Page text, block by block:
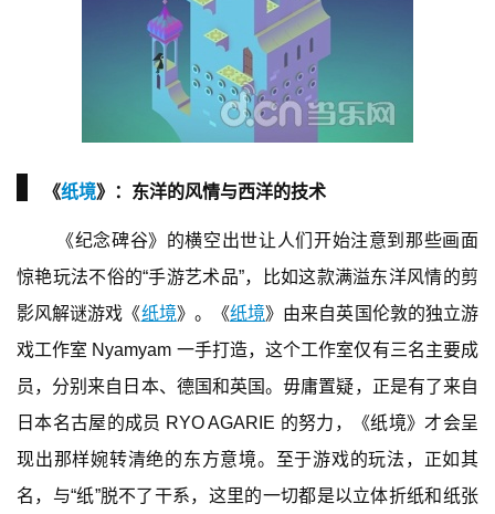
《纸境》 ：东洋的风情与西洋的技术
《纪念碑谷》的横空出世让人们开始注意到那些画面
惊艳玩法不俗的“手游艺术品”，比如这款满溢东洋风情的剪
影风解谜游戏《纸境》。《纸境》由来自英国伦敦的独立游
戏工作室 Nyamyam 一手打造，这个工作室仅有三名主要成
员，分别来自日本、德国和英国。毋庸置疑，正是有了来自
日本名古屋的成员 RYO AGARIE 的努力，《纸境》才会呈
现出那样婉转清绝的东方意境。至于游戏的玩法，正如其
名，与“纸”脱不了干系，这里的一切都是以立体折纸和纸张